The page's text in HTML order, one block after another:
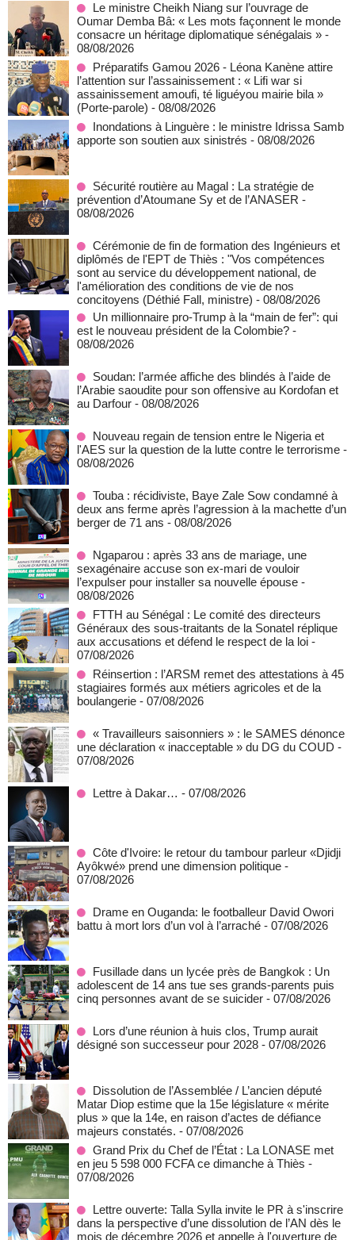
Le ministre Cheikh Niang sur l’ouvrage de
Oumar Demba Bâ: « Les mots façonnent le monde
consacre un héritage diplomatique sénégalais » -
08/08/2026
Préparatifs Gamou 2026 - Léona Kanène attire
l’attention sur l’assainissement : « Lifi war si
assainissement amoufi, té liguéyou mairie bila »
(Porte-parole) - 08/08/2026
Inondations à Linguère : le ministre Idrissa Samb
apporte son soutien aux sinistrés - 08/08/2026
Sécurité routière au Magal : La stratégie de
prévention d’Atoumane Sy et de l’ANASER -
08/08/2026
Cérémonie de fin de formation des Ingénieurs et
diplômés de l'EPT de Thiès : "Vos compétences
sont au service du développement national, de
l'amélioration des conditions de vie de nos
concitoyens (Déthié Fall, ministre) - 08/08/2026
Un millionnaire pro-Trump à la “main de fer”: qui
est le nouveau président de la Colombie? -
08/08/2026
Soudan: l’armée affiche des blindés à l’aide de
l’Arabie saoudite pour son offensive au Kordofan et
au Darfour - 08/08/2026
Nouveau regain de tension entre le Nigeria et
l'AES sur la question de la lutte contre le terrorisme -
08/08/2026
Touba : récidiviste, Baye Zale Sow condamné à
deux ans ferme après l’agression à la machette d’un
berger de 71 ans - 08/08/2026
Ngaparou : après 33 ans de mariage, une
sexagénaire accuse son ex-mari de vouloir
l’expulser pour installer sa nouvelle épouse -
08/08/2026
FTTH au Sénégal : Le comité des directeurs
Généraux des sous-traitants de la Sonatel réplique
aux accusations et défend le respect de la loi -
07/08/2026
Réinsertion : l’ARSM remet des attestations à 45
stagiaires formés aux métiers agricoles et de la
boulangerie - 07/08/2026
« Travailleurs saisonniers » : le SAMES dénonce
une déclaration « inacceptable » du DG du COUD -
07/08/2026
Lettre à Dakar… - 07/08/2026
Côte d'Ivoire: le retour du tambour parleur «Djidji
Ayôkwé» prend une dimension politique -
07/08/2026
Drame en Ouganda: le footballeur David Owori
battu à mort lors d’un vol à l’arraché - 07/08/2026
Fusillade dans un lycée près de Bangkok : Un
adolescent de 14 ans tue ses grands-parents puis
cinq personnes avant de se suicider - 07/08/2026
Lors d’une réunion à huis clos, Trump aurait
désigné son successeur pour 2028 - 07/08/2026
Dissolution de l’Assemblée / L’ancien député
Matar Diop estime que la 15e législature « mérite
plus » que la 14e, en raison d’actes de défiance
majeurs constatés. - 07/08/2026
Grand Prix du Chef de l’État : La LONASE met
en jeu 5 598 000 FCFA ce dimanche à Thiès -
07/08/2026
Lettre ouverte: Talla Sylla invite le PR à s'inscrire
dans la perspective d’une dissolution de l’AN dès le
mois de décembre 2026 et appelle à l'ouverture de